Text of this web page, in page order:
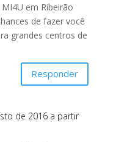
em Ribeirão
de fazer você
grandes centros de
Responder
de 2016 a partir